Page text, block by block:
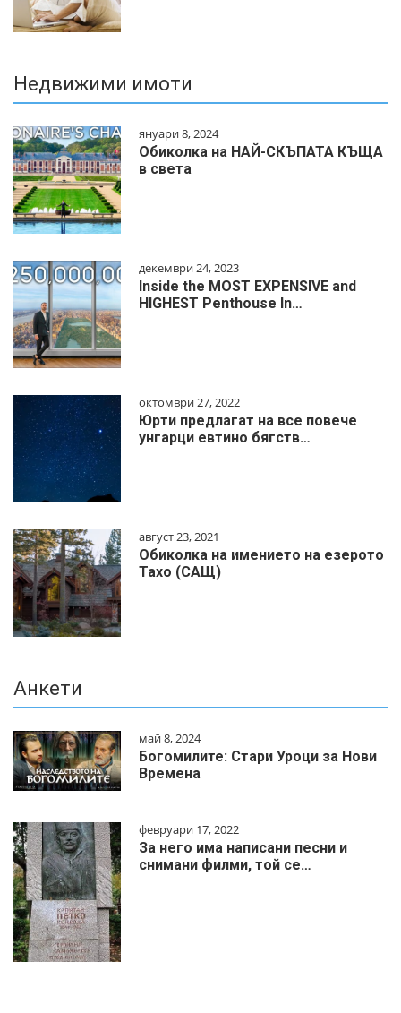
Недвижими имоти
януари 8, 2024
Обиколка на НАЙ-СКЪПАТА КЪЩА
в света
декември 24, 2023
Inside the MOST EXPENSIVE and
HIGHEST Penthouse In…
октомври 27, 2022
Юрти предлагат на все повече
унгарци евтино бягств…
август 23, 2021
Обиколка на имението на езерото
Тахо (САЩ)
Анкети
май 8, 2024
Богомилите: Стари Уроци за Нови
Времена
февруари 17, 2022
За него има написани песни и
снимани филми, той се…